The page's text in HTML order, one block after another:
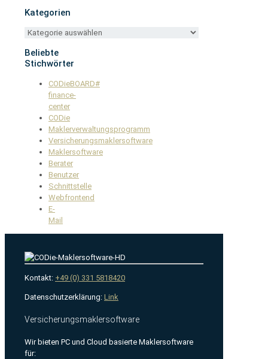
Kategorien
Kategorien
Beliebte
Stichwörter
CODieBOARD#
finance-
center
CODie
Maklerverwaltungsprogramm
Versicherungsmaklersoftware
Maklersoftware
Berater
Benutzer
Schnittstelle
Webfrontend
E-
Mail
Kontakt: +49 (0) 331 5818420
Datenschutzerklärung: Link
Versicherungsmaklersoftware
Wir bieten PC und Cloud basierte Maklersoftware
für: